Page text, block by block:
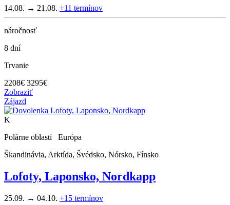
14.08. → 21.08. +11 termínov
náročnosť
8 dní
Trvanie
2208€ 3295€
Zobraziť
Zájazd
K
Polárne oblasti Európa
Škandinávia, Arktída, Švédsko, Nórsko, Fínsko
Lofoty, Laponsko, Nordkapp
25.09. → 04.10. +15 termínov